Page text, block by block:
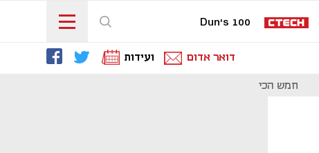
Dun's 100
דואר אדום ועידות
חמש הכי